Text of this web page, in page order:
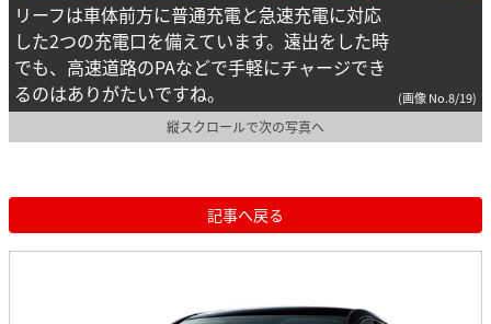
リーフは車体前方に普通充電と急速充電に対応
した2つの充電口を備えています。遠出をした時
でも、高速道路のPAなどで手軽にチャージでき
るのはありがたいですね。
(画像 No.8/19)
縦スクロールで次の写真へ
記事へ戻る